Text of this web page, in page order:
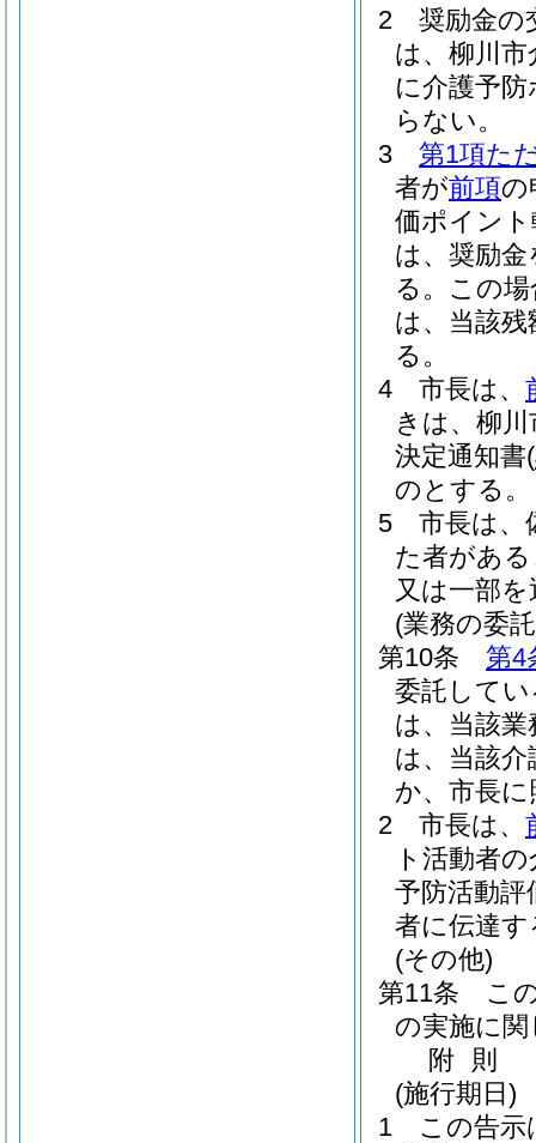
2
奨励金の
は、柳川
に介護予
らない。
3
第1項た
者が前項の
価ポイン
は、奨励
る。 この
は、当該
る。
4
市長は、
きは、柳
決定通知書(
のとする。
5
市長は、
た者があ
又は一部
(業務の委
第10条
第4
委託して
は、当該
は、当該
か、市長
2
市長は、
ト活動者
予防活動評
者に伝達
(その他)
第11条
こ
の実施に
附 則
(施行期日)
1
この告示